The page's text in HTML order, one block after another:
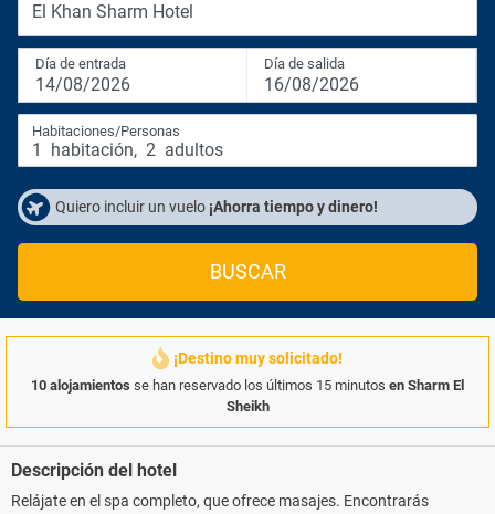
El Khan Sharm Hotel
Día de entrada
14/08/2026
Día de salida
16/08/2026
Habitaciones/Personas
1 habitación, 2 adultos
Quiero incluir un vuelo ¡Ahorra tiempo y dinero!
BUSCAR
¡Destino muy solicitado!
10 alojamientos se han reservado los últimos 15 minutos en Sharm El
Sheikh
Descripción del hotel
Relájate en el spa completo, que ofrece masajes. Encontrarás